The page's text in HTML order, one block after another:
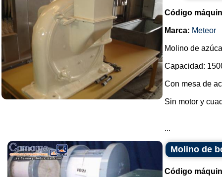
Código
Marca: Meteor
Molino de
Capacidad:
Con mesa de
Sin motor y
...
Molino de
Código